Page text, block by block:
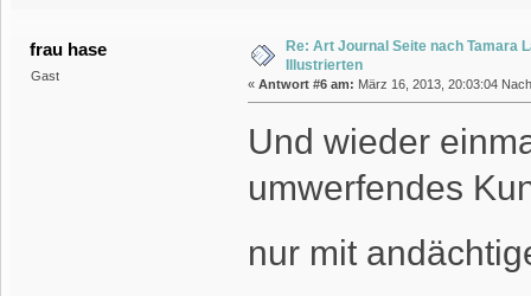
frau hase
Gast
Re: Art Journal Seite nach Tamara
Illustrierten
« Antwort #6 am: März 16, 2013, 20:03:04
Und wieder
umwerfendes
nur mit